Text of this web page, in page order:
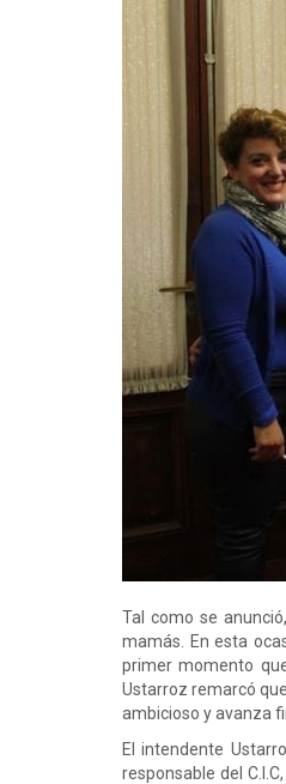
Tal como se
mamás. En esta
primer momento
Ustarroz remarcó
ambicioso y avanza
El intendente
responsable del